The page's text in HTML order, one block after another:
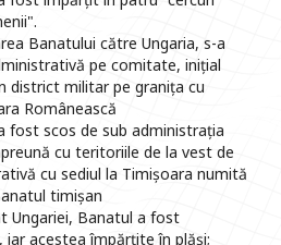
Banatului către Ungaria, s-a
pe comitate, inițial
district militar pe granița cu
Românească
fost scos de sub administrația
cu teritoriile de la vest de
cu sediul la Timișoara numită
timișan
Ungariei, Banatul a fost
acestea împărțite în plăși;